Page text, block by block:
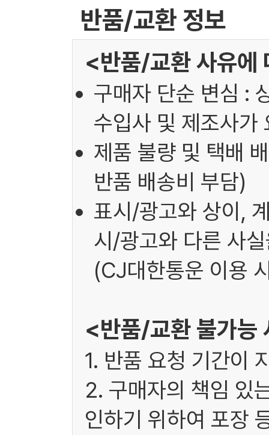
반품/교환 정보
<반품/교환 사유에
구매자 단순 변심 :
수입사 및 제조사가
제품 불량 및 택배
반품 배송비 부담)
표시/광고와 상이,
시/광고와 다른 사
(CJ대한통운 이용
<반품/교환 불가능
1. 반품 요청 기간이
2. 구매자의 책임 있
인하기 위하여 포장